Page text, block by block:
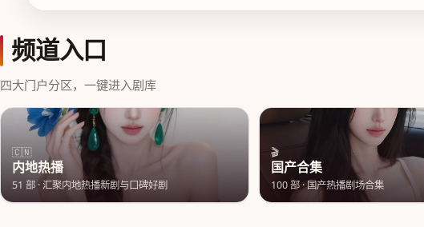
频道入口
四大门户分区，一键进入剧库
🇨🇳
内地热播
51 部 ·汇聚内地热播新剧与口碑好剧
🎬
国产合集
100部 ·国产热播剧场合集